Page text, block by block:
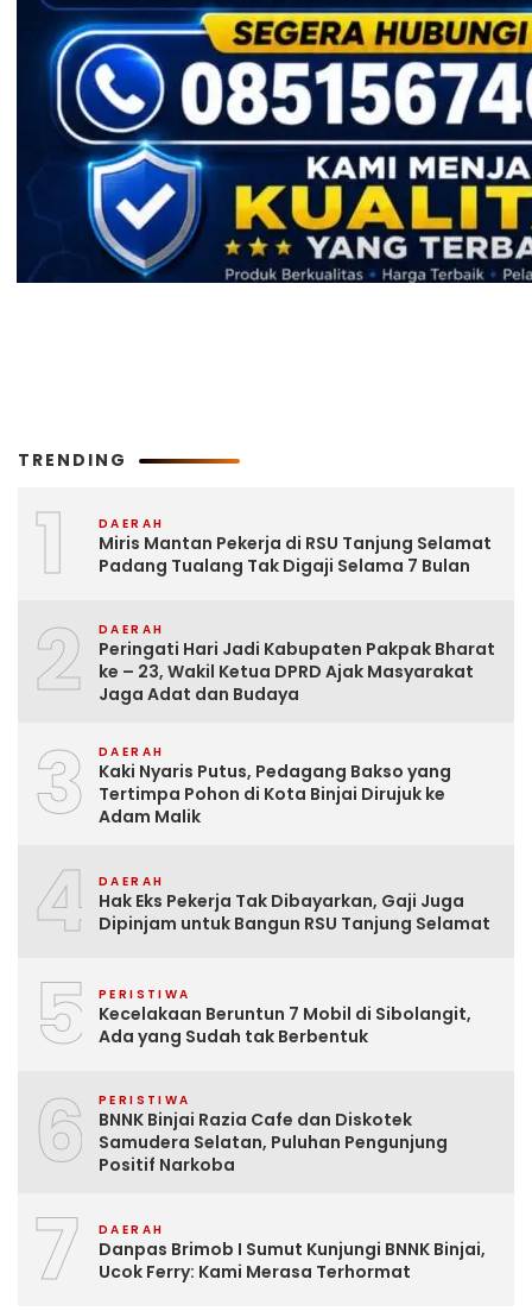
TRENDING
1 DAERAH
Miris Mantan Pekerja di RSU Tanjung Selamat
Padang Tualang Tak Digaji Selama 7 Bulan
2 DAERAH
Peringati Hari Jadi Kabupaten Pakpak Bharat
ke – 23, Wakil Ketua DPRD Ajak Masyarakat
Jaga Adat dan Budaya
3 DAERAH
Kaki Nyaris Putus, Pedagang Bakso yang
Tertimpa Pohon di Kota Binjai Dirujuk ke
Adam Malik
4 DAERAH
Hak Eks Pekerja Tak Dibayarkan, Gaji Juga
Dipinjam untuk Bangun RSU Tanjung Selamat
5 PERISTIWA
Kecelakaan Beruntun 7 Mobil di Sibolangit,
Ada yang Sudah tak Berbentuk
6 PERISTIWA
BNNK Binjai Razia Cafe dan Diskotek
Samudera Selatan, Puluhan Pengunjung
Positif Narkoba
7 DAERAH
Danpas Brimob I Sumut Kunjungi BNNK Binjai,
Ucok Ferry: Kami Merasa Terhormat